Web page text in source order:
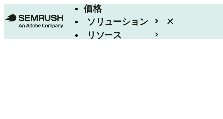
価格
ソリューション
リソース